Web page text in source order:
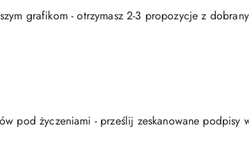
grafikom - otrzymasz 2-3 propozycje z
pod życzeniami - prześlij zeskanowane podpisy